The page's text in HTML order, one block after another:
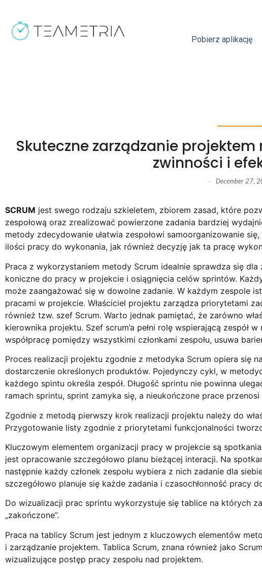
Pobierz aplikację
Skuteczne zarządzanie
zwinności i
- December 27,
SCRUM jest swego rodzaju szkieletem, zbiorem zasad, które
zespołową oraz zrealizować powierzone zadania bardziej
metody zdecydowanie ułatwia zespołowi samoorganizowanie
ilości pracy do wykonania, jak również decyzję jak ta pracę
Praca z wykorzystaniem metody Scrum idealnie sprawdza się
koniczne do pracy w projekcie i osiągnięcia celów sprintów.
może zaangażować się w dowolne zadanie. W każdym zespole
pracami w projekcie. Właściciel projektu zarządza priorytetami
również tzw. szef Scrum. Warto jednak pamiętać, że zarówno
kierownika projektu. Szef scrum’a pełni rolę wspierającą zespół
współpracę pomiędzy wszystkimi członkami zespołu, usuwa
Proces realizacji projektu zgodnie z metodyka Scrum opiera się
dostarczenie określonych produktów. Pojedynczy cykl, w
każdego spintu określa zespół. Długość sprintu nie powinna
ramach sprintu, sprint zamyka się, a nieukończone prace
Zgodnie z metodą pierwszy krok realizacji projektu należy do
Przygotowanie listy zgodnie z priorytetami funkcjonalności
Kluczowym elementem organizacji pracy w projekcie są
jest opracowanie szczegółowo planu bieżącej interacji. Na
następnie każdy członek zespołu wybiera z nich zadanie dla
szczegółowo planuje się każde zadania i czasochłonność pracy
Do wizualizacji prac sprintu wykorzystuje się tablice na których
„zakończone”.
Praca na tablicy Scrum jest jednym z kluczowych elementów
i zarządzanie projektem. Tablica Scrum, znana również jako
wizualizujące postęp pracy zespołu nad projektem.